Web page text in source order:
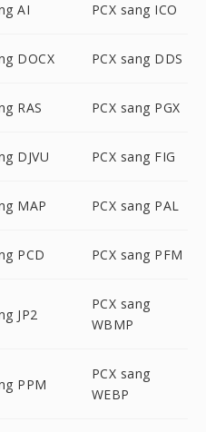
AI PCX sang ICO
DOCX PCX sang DDS
RAS PCX sang PGX
DJVU PCX sang FIG
MAP PCX sang PAL
PCD PCX sang PFM
JP2
PCX sang
WBMP
PPM
PCX sang
WEBP